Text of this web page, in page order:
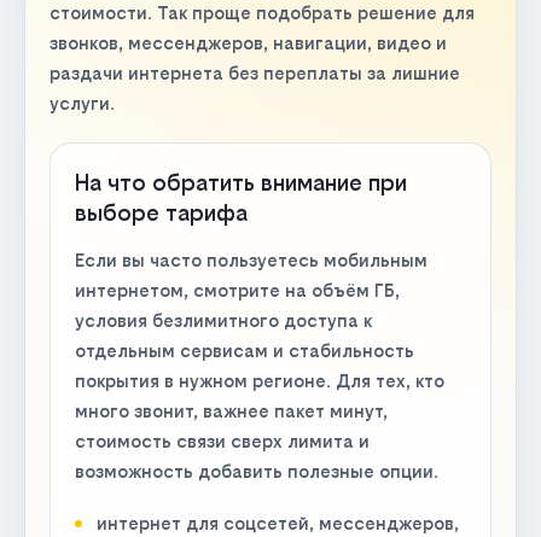
стоимости. Так проще подобрать решение для
звонков, мессенджеров, навигации, видео и
раздачи интернета без переплаты за лишние
услуги.
На что обратить внимание при
выборе тарифа
Если вы часто пользуетесь мобильным
интернетом, смотрите на объём ГБ,
условия безлимитного доступа к
отдельным сервисам и стабильность
покрытия в нужном регионе. Для тех, кто
много звонит, важнее пакет минут,
стоимость связи сверх лимита и
возможность добавить полезные опции.
интернет для соцсетей, мессенджеров,